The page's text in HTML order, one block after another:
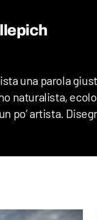
una parola
naturalista,
po’ artista.
e ammiro il
amo: natura,